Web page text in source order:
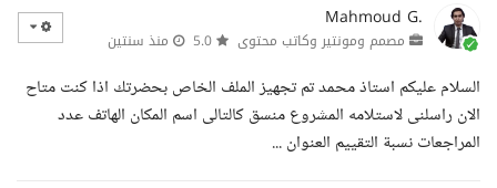
Mahmoud G.
مصمم ومونتير وكاتب محتوى منذ سنتين
السلام عليكم استاذ محمد تم تجهيز الملف الخاص بحضرتك اذا كنت متاح
الان راسلنى لاستلامه المشروع منسق كالتالى اسم المكان الهاتف عدد
المراجعات نسبة التقييم العنوان ...